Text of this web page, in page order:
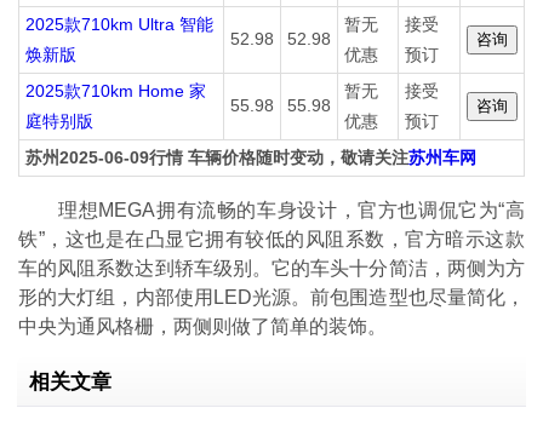
2025款710km Ultra 智能
焕新版
52.98 52.98
暂无
优惠
接受
预订
2025款710km Home 家
庭特别版
55.98 55.98
暂无
优惠
接受
预订
苏州2025-06-09行情 车辆价格随时变动，敬请关注苏州车网
理想MEGA拥有流畅的车身设计，官方也调侃它为“高
铁”，这也是在凸显它拥有较低的风阻系数，官方暗示这款
车的风阻系数达到轿车级别。它的车头十分简洁，两侧为方
形的大灯组，内部使用LED光源。前包围造型也尽量简化，
中央为通风格栅，两侧则做了简单的装饰。
相关文章